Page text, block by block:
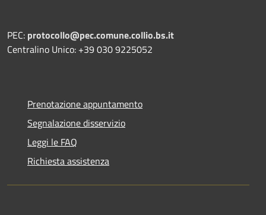
PEC: protocollo@pec.comune.collio.bs.it
Centralino Unico: +39 030 9225052
Prenotazione appuntamento
Segnalazione disservizio
Leggi le FAQ
Richiesta assistenza